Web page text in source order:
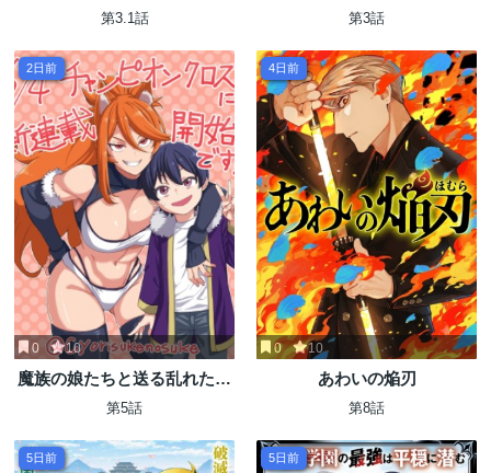
第3.1話 第3話
2日前
0 10
魔族の娘たちと送る乱れた異
世界生活
第5話
4日前
0 10
あわいの焔刃
第8話
5日前 5日前